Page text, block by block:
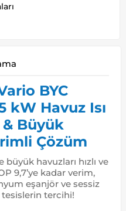
BYC
kW Havuz Isı
& Büyük
Çözüm
havuzları hızlı ve
9,7’ye kadar verim,
eşanjör ve sessiz
tesislerin tercihi!